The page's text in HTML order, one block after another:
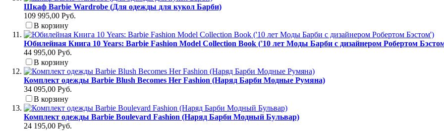
Шкаф Barbie Wardrobe (Для одежды для кукол Барби)
109 995,00 Руб.
В корзину
Юбилейная Книга 10 Years: Barbie Fashion Model Collection Book ('10 лет Моды Барби с дизайнером Робертом
44 995,00 Руб.
В корзину
Комплект одежды Barbie Blush Becomes Her Fashion (Наряд Барби Модные Румяна)
34 095,00 Руб.
В корзину
Комплект одежды Barbie Boulevard Fashion (Наряд Барби Модный Бульвар)
24 195,00 Руб.